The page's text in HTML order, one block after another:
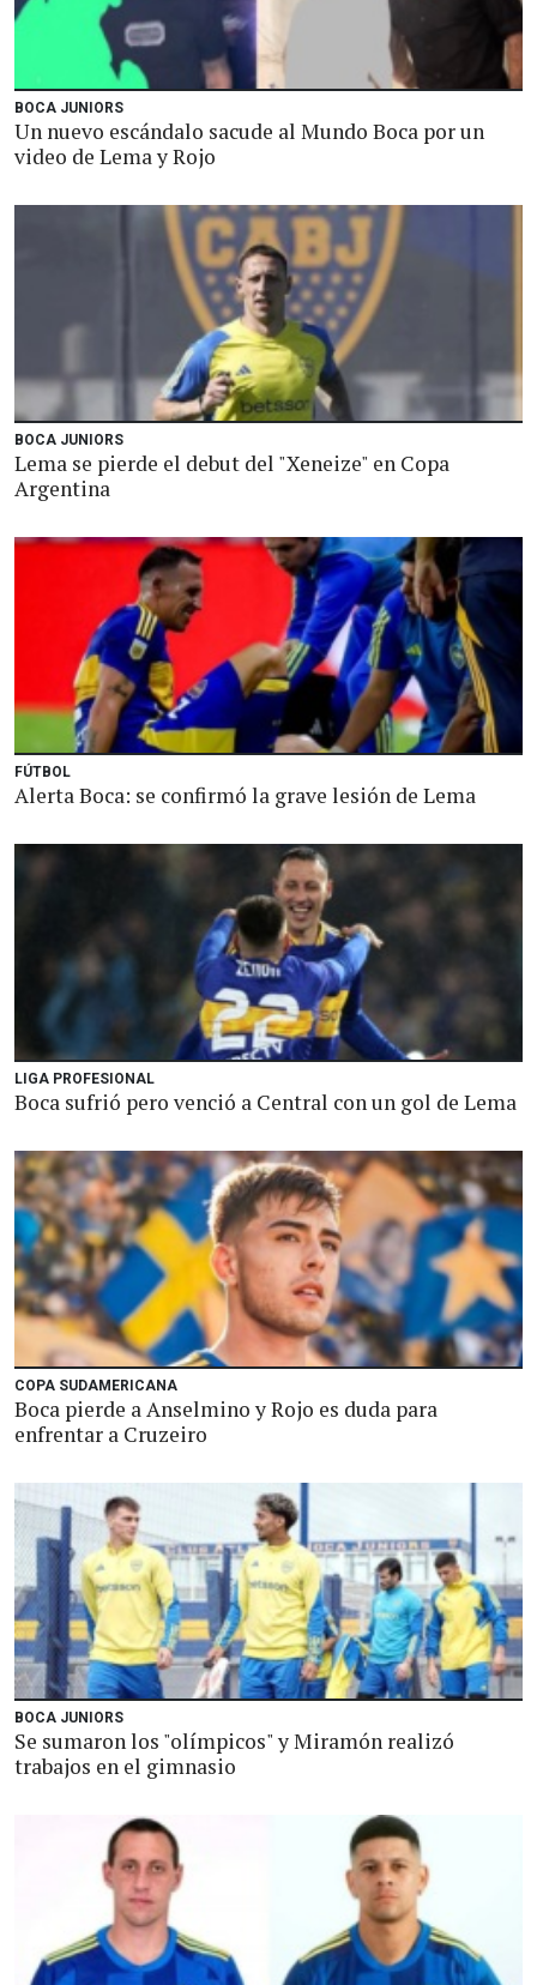
BOCA JUNIORS
Un nuevo escándalo sacude al Mundo Boca por un
video de Lema y Rojo
BOCA JUNIORS
Lema se pierde el debut del "Xeneize" en Copa
Argentina
FÚTBOL
Alerta Boca: se confirmó la grave lesión de Lema
LIGA PROFESIONAL
Boca sufrió pero venció a Central con un gol de Lema
COPA SUDAMERICANA
Boca pierde a Anselmino y Rojo es duda para
enfrentar a Cruzeiro
BOCA JUNIORS
Se sumaron los "olímpicos" y Miramón realizó
trabajos en el gimnasio